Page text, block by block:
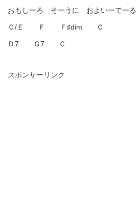
おもしーろ そーうに およいーでーる
Ｃ/Ｅ Ｆ Ｆ♯dim Ｃ
Ｄ7 Ｇ7 Ｃ
スポンサーリンク